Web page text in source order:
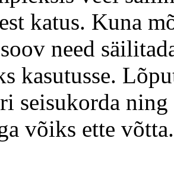
katus. Kuna
need
kasutusse.
seisukorda
võiks ette võtta.